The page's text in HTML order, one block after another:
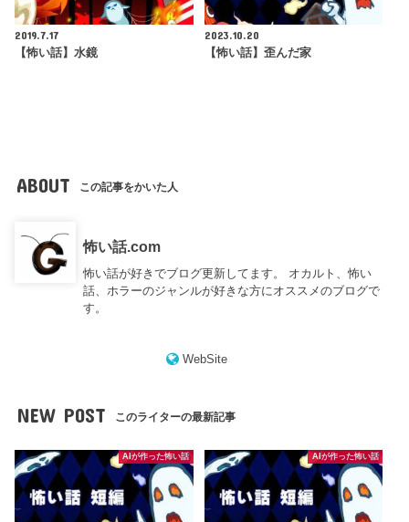
2019.7.17
【怖い話】水鏡
2023.10.20
【怖い話】歪んだ家
ABOUT この記事をかいた人
怖い話.com
怖い話が好きでブログ更新してます。 オカルト、怖い
話、ホラーのジャンルが好きな方にオススメのブログで
す。
WebSite
NEW POST このライターの最新記事
AIが作った怖い話 AIが作った怖い話